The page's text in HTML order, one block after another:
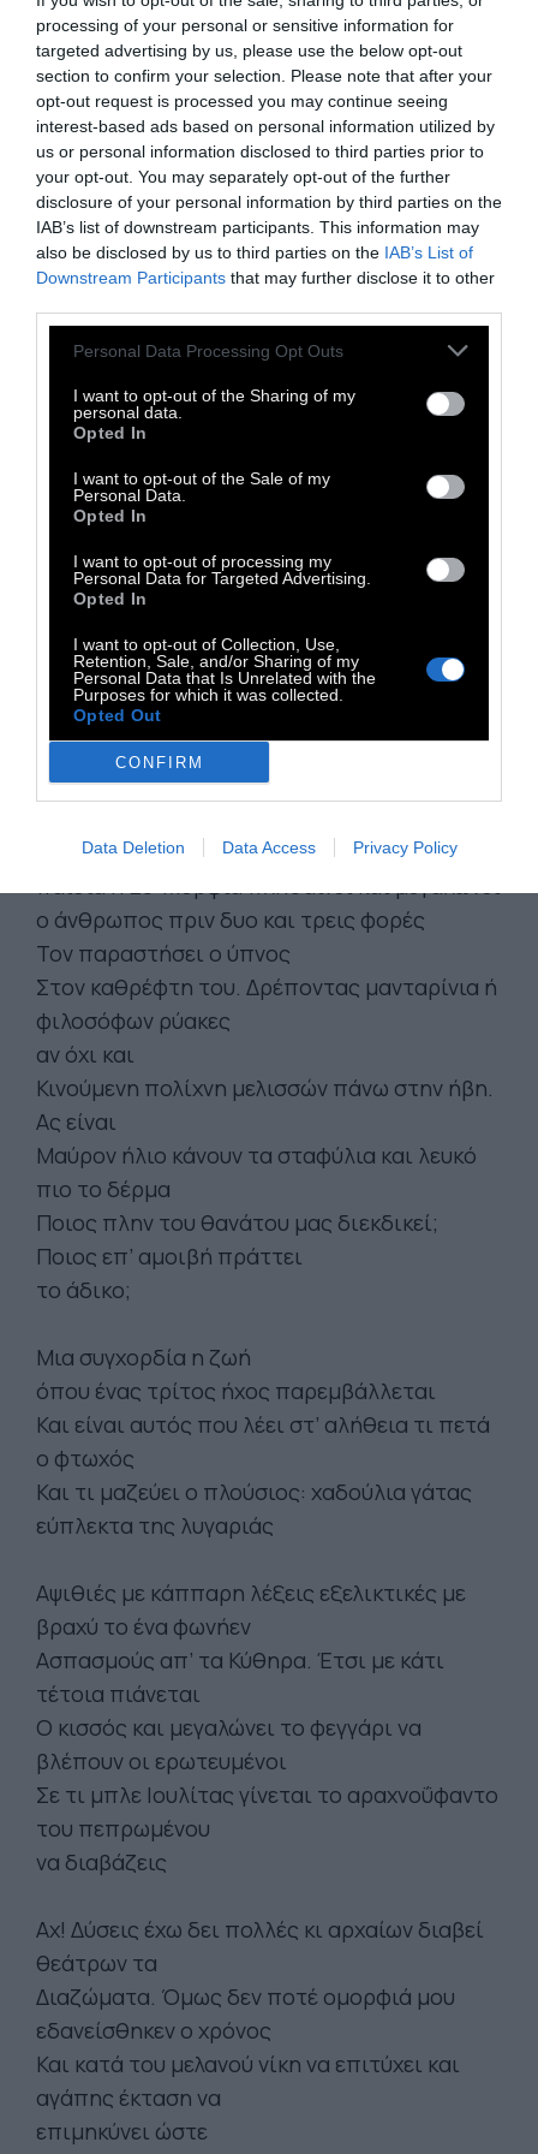
processing of your personal or sensitive information for
targeted advertising by us, please use the below opt-out
section to confirm your selection. Please note that after your
opt-out request is processed you may continue seeing
interest-based ads based on personal information utilized by
us or personal information disclosed to third parties prior to
your opt-out. You may separately opt-out of the further
disclosure of your personal information by third parties on the
IAB’s list of downstream participants. This information may
also be disclosed by us to third parties on the IAB’s List of
Downstream Participants that may further disclose it to other
Personal Data Processing Opt Outs
I want to opt-out of the Sharing of my
personal data.
Opted In
I want to opt-out of the Sale of my
Personal Data.
Opted In
I want to opt-out of processing my
Personal Data for Targeted Advertising.
Opted In
I want to opt-out of Collection, Use,
Retention, Sale, and/or Sharing of my
Personal Data that Is Unrelated with the
Purposes for which it was collected.
Opted Out
CONFIRM
Data Deletion Data Access Privacy Policy
Όπως η αίγλη από τις μορφές των
αγαλμάτων.
Σε μπλε Ιουλίτας
Και σε θραύσμα Βρισηίδας βρίσκεται και σε
κοχύλι Ευρίπου
Εκείνο που εννοώ. Θέλει να ‘χε άγριες πείνες
άπνοιας ο Αύγουστος
Για να ζητάει μελτέμι· ώστε στο φρύδι ν’
αφήνει λίγο αλάτι και
στα πολλά τ’ ακούς
ευώνυμο
Στο βάθος όμως είναι μπλε Ιουλίτας
Λες κι έχει ανάσας βρέφους πέρασμα
προπορευτεί
Που βλέπεις τόσο καθαρά να πλησιάζουν απ’
αντίκρυ τα όρη
Και μια φωνή παλαιού περιστεριού να σχίζει
κύμα και να χάνεται
Αν είναι άγιον το του αγαθού πάλι απ’ τον
Τού επιστρέφεται. Τόσο απ’ τα ίδια της
παιδιά η Ευ-Μορφία πληθαίνει και μεγαλώνει
ο άνθρωπος πριν δυο και τρεις φορές
Τον παραστήσει ο ύπνος
Στον καθρέφτη του. Δρέποντας μανταρίνια ή
φιλοσόφων ρύακες
αν όχι και
Κινούμενη πολίχνη μελισσών πάνω στην ήβη.
Ας είναι
Μαύρον ήλιο κάνουν τα σταφύλια και λευκό
πιο το δέρμα
Ποιος πλην του θανάτου μας διεκδικεί;
Ποιος επ’ αμοιβή πράττει
το άδικο;
Μια συγχορδία η ζωή
όπου ένας τρίτος ήχος παρεμβάλλεται
Και είναι αυτός που λέει στ’ αλήθεια τι πετά
ο φτωχός
Και τι μαζεύει ο πλούσιος: χαδούλια γάτας
εύπλεκτα της λυγαριάς
Αψιθιές με κάππαρη λέξεις εξελικτικές με
βραχύ το ένα φωνήεν
Ασπασμούς απ’ τα Κύθηρα. Έτσι με κάτι
τέτοια πιάνεται
Ο κισσός και μεγαλώνει το φεγγάρι να
βλέπουν οι ερωτευμένοι
Σε τι μπλε Ιουλίτας γίνεται το αραχνοΰφαντο
του πεπρωμένου
να διαβάζεις
Αχ! Δύσεις έχω δει πολλές κι αρχαίων διαβεί
θεάτρων τα
Διαζώματα. Όμως δεν ποτέ ομορφιά μου
εδανείσθηκεν ο χρόνος
Και κατά του μελανού νίκη να επιτύχει και
αγάπης έκταση να
επιμηκύνει ώστε